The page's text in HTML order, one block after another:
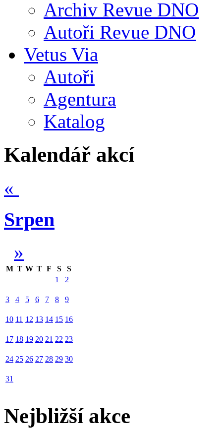
Archiv Revue DNO
Autoři Revue DNO
Vetus Via
Autoři
Agentura
Katalog
Kalendář akcí
«
Srpen
»
M T W T F S
S
1
2
3 4 5 6 7 8 9
10 11 12 13 14 15 16
17 18 19 20 21 22 23
24 25 26 27 28 29 30
31
Nejbližší akce